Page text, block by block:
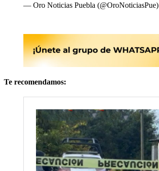
— Oro Noticias Puebla (@OroNoticiasPue)
Te recomendamos: